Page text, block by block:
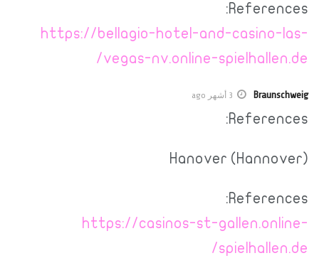
References:
https://bellagio-hotel-and-casino-las-
vegas-nv.online-spielhallen.de/
Braunschweig 3 أشهر ago
References:
Hanover (Hannover)
References:
https://casinos-st-gallen.online-
spielhallen.de/